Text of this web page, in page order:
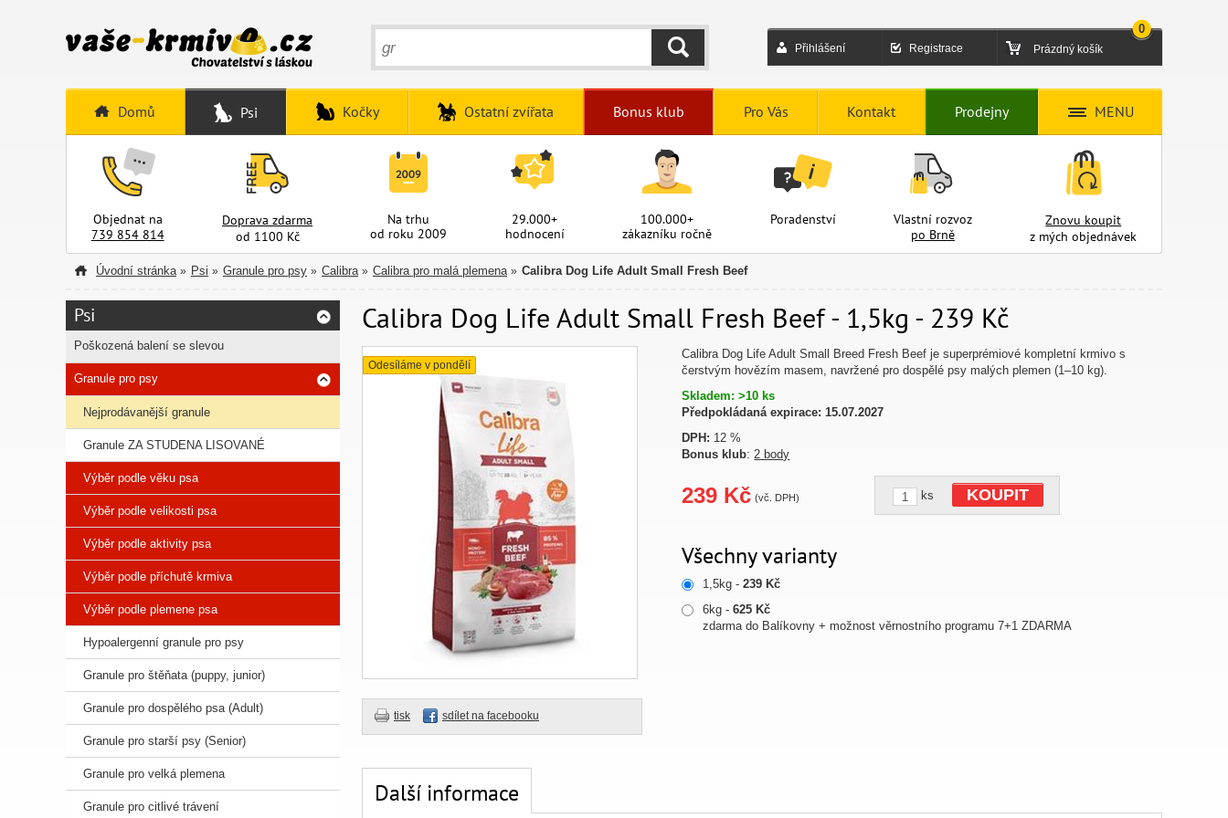
Přihlášení Registrace Prázdný košík
0
HLEDAT
Domů Psi Kočky Ostatní zvířata Bonus klub Pro Vás Kontakt Prodejny MENU
Objednat na
739 854 814
Doprava zdarma
od 1100 Kč
Na trhu
od roku 2009
29.000+
hodnocení
100.000+
zákazníku ročně
Poradenství
Vlastní rozvoz
po Brně
Znovu koupit
z mých objednávek
Úvodní stránka » Psi » Granule pro psy » Calibra » Calibra pro malá plemena » Calibra Dog Life Adult Small Fresh Beef
Calibra Dog Life Adult Small Fresh Beef - 1,5kg - 239 Kč
Odesíláme v pondělí
tisk sdílet na facebooku
Calibra Dog Life Adult Small Breed Fresh Beef je superprémiové kompletní krmivo s
čerstvým hovězím masem, navržené pro dospělé psy malých plemen (1–10 kg).
Skladem: >10 ks
Předpokládaná expirace: 15.07.2027
DPH: 12 %
Bonus klub:2 body
239 Kč (vč. DPH) ks KOUPIT
Všechny varianty
1,5kg -239 Kč
6kg -625 Kč
zdarma do Balíkovny + možnost věrnostního programu 7+1 ZDARMA
Další informace
Psi
Poškozená balení se slevou
Granule pro psy
Nejprodávanější granule
Granule ZA STUDENA LISOVANÉ
Výběr podle věku psa
Výběr podle velikosti psa
Výběr podle aktivity psa
Výběr podle příchutě krmiva
Výběr podle plemene psa
Hypoalergenní granule pro psy
Granule pro štěňata (puppy, junior)
Granule pro dospělého psa (Adult)
Granule pro starší psy (Senior)
Granule pro velká plemena
Granule pro citlivé trávení